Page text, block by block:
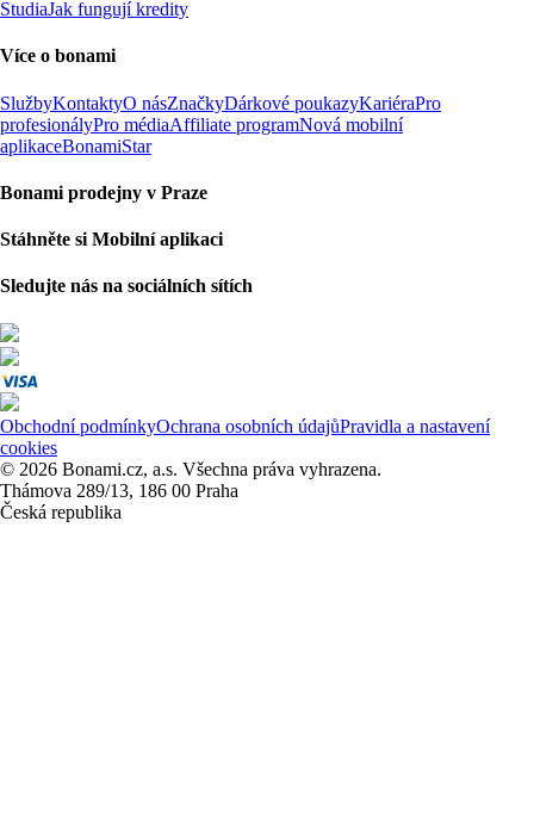
StudiaJak fungují kredity
Více o bonami
SlužbyKontaktyO násZnačkyDárkové poukazyKariéraPro
profesionályPro médiaAffiliate programNová mobilní
aplikaceBonamiStar
Bonami prodejny v Praze
Stáhněte si Mobilní aplikaci
Sledujte nás na sociálních sítích
Obchodní podmínkyOchrana osobních údajůPravidla a nastavení
cookies
© 2026 Bonami.cz, a.s. Všechna práva vyhrazena.
Thámova 289/13, 186 00 Praha
Česká republika